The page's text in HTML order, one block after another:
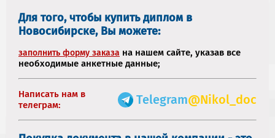
Для того, чтобы купить диплом в
Новосибирске, Вы можете:
заполнить форму заказа на нашем сайте, указав все
необходимые анкетные данные;
Написать нам в
телеграм:
Telegram@Nikol_doc